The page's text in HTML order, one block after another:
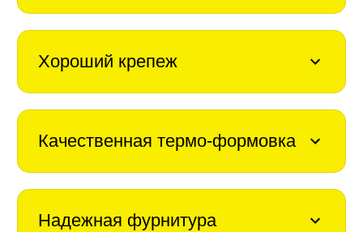
Хороший крепеж
Качественная термо-формовка
Надежная фурнитура